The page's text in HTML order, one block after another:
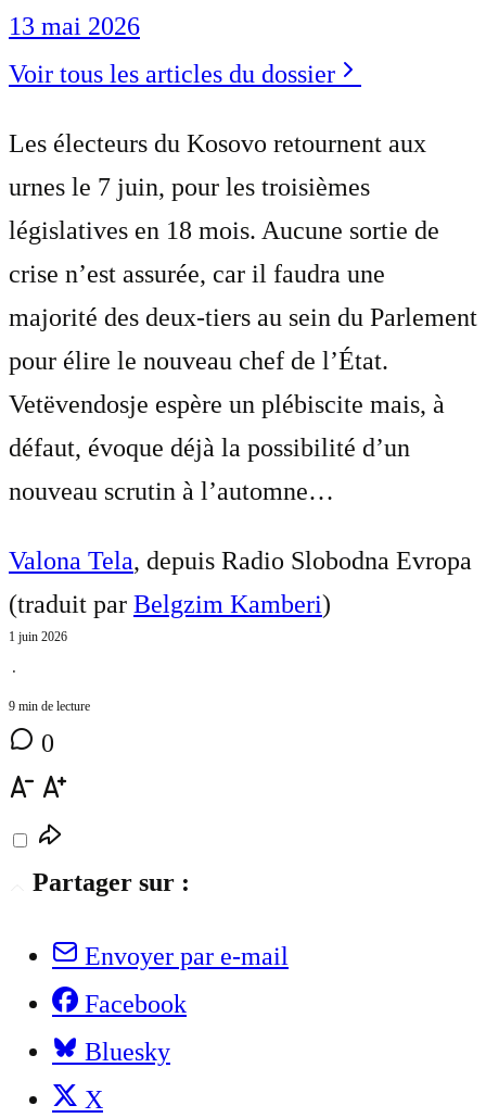
13 mai 2026
Voir tous les articles du dossier
Les électeurs du Kosovo retournent aux
urnes le 7 juin, pour les troisièmes
législatives en 18 mois. Aucune sortie de
crise n’est assurée, car il faudra une
majorité des deux-tiers au sein du Parlement
pour élire le nouveau chef de l’État.
Vetëvendosje espère un plébiscite mais, à
défaut, évoque déjà la possibilité d’un
nouveau scrutin à l’automne…
Valona Tela, depuis Radio Slobodna Evropa
(traduit par Belgzim Kamberi)
1 juin 2026
⋅
9 min de lecture
0
Partager sur :
Envoyer par e-mail
Facebook
Bluesky
X